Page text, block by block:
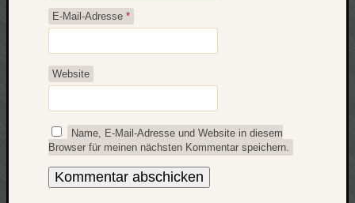
E-Mail-Adresse *
Website
Name, E-Mail-Adresse und Website in diesem
Browser für meinen nächsten Kommentar speichern.